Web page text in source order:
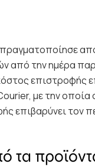
πραγματοποίησε
από την ημέρα
επιστροφής
με την οποία
επιβαρύνει τον
τα